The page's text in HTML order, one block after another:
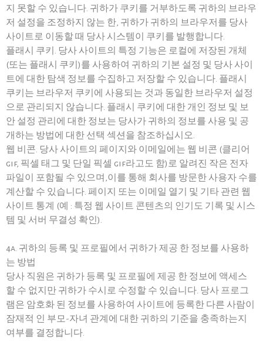
지 못할 수 있습니다. 귀하가 쿠키를 거부하도록 귀하의 브라우
저 설정을 조정하지 않는 한, 귀하가 귀하의 브라우저를 당사
사이트로 이동할 때 당사 시스템이 쿠키를 발행합니다.
플래시 쿠키. 당사 사이트의 특정 기능은 로컬에 저장된 개체
(또는 플래시 쿠키)를 사용하여 귀하의 기본 설정 및 당사 사이
트에 대한 탐색 정보를 수집하고 저장할 수 있습니다. 플래시
쿠키는 브라우저 쿠키에 사용되는 것과 동일한 브라우저 설정
으로 관리되지 않습니다. 플래시 쿠키에 대한 개인 정보 및 보
안 설정 관리에 대한 정보는 당사가 귀하의 정보를 사용 및 공
개하는 방법에 대한 선택 섹션을 참조하십시오.
웹 비콘. 당사 사이트의 페이지와 이메일에는 웹 비콘 (클리어
gif, 픽셀 태그 및 단일 픽셀 gif라고도 함)로 알려진 작은 전자
파일이 포함될 수 있으며,이를 통해 회사를 방문한 사용자 수를
계산할 수 있습니다. 페이지 또는 이메일 열기 및 기타 관련 웹
사이트 통계 (예 : 특정 웹 사이트 콘텐츠의 인기도 기록 및 시스
템 및 서버 무결성 확인).
4a. 귀하의 등록 및 프로필에서 귀하가 제공 한 정보를 사용하
는 방법
당사 직원은 귀하가 등록 및 프로필에 제공 한 정보에 액세스
할 수 없지만 귀하가 수시로 수정할 수 있습니다. 당사 프로그
램은 암호화 된 정보를 사용하여 사이트에 등록한 다른 사람이
잠재적 인 부모-자녀 관계에 대한 귀하의 기준을 충족하는지
여부를 결정합니다.